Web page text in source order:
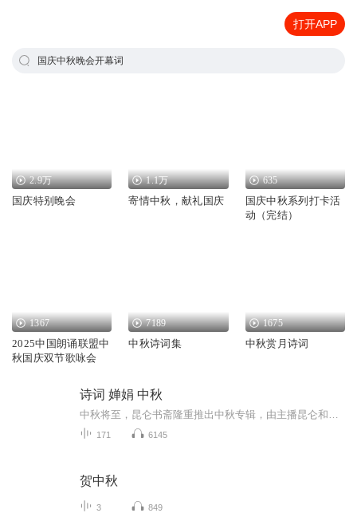
打开APP
国庆中秋晚会开幕词
2.9万
国庆特别晚会
1.1万
寄情中秋，献礼国庆
635
国庆中秋系列打卡活
动（完结）
1367
2025中国朗诵联盟中
秋国庆双节歌咏会
7189
中秋诗词集
1675
中秋赏月诗词
诗词 婵娟 中秋
171 6145
贺中秋
3 849